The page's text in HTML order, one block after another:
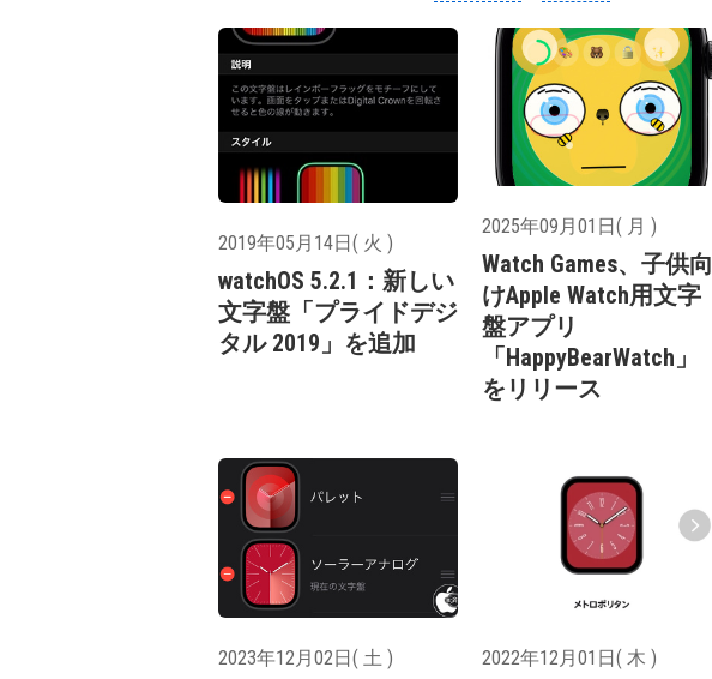
2019年05月14日( 火 )
watchOS 5.2.1：新しい
文字盤「プライドデジ
タル 2019」を追加
2025年09月01日( 月 )
Watch Games、子供向
けApple Watch用文字
盤アプリ
「HappyBearWatch」
をリリース
2023年12月02日( 土 ) 2022年12月01日( 木 )